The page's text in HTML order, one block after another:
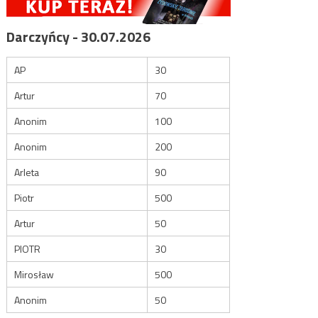
Darczyńcy - 30.07.2026
AP
30
Artur
70
Anonim
100
Anonim
200
Arleta
90
Piotr
500
Artur
50
PIOTR
30
Mirosław
500
Anonim
50